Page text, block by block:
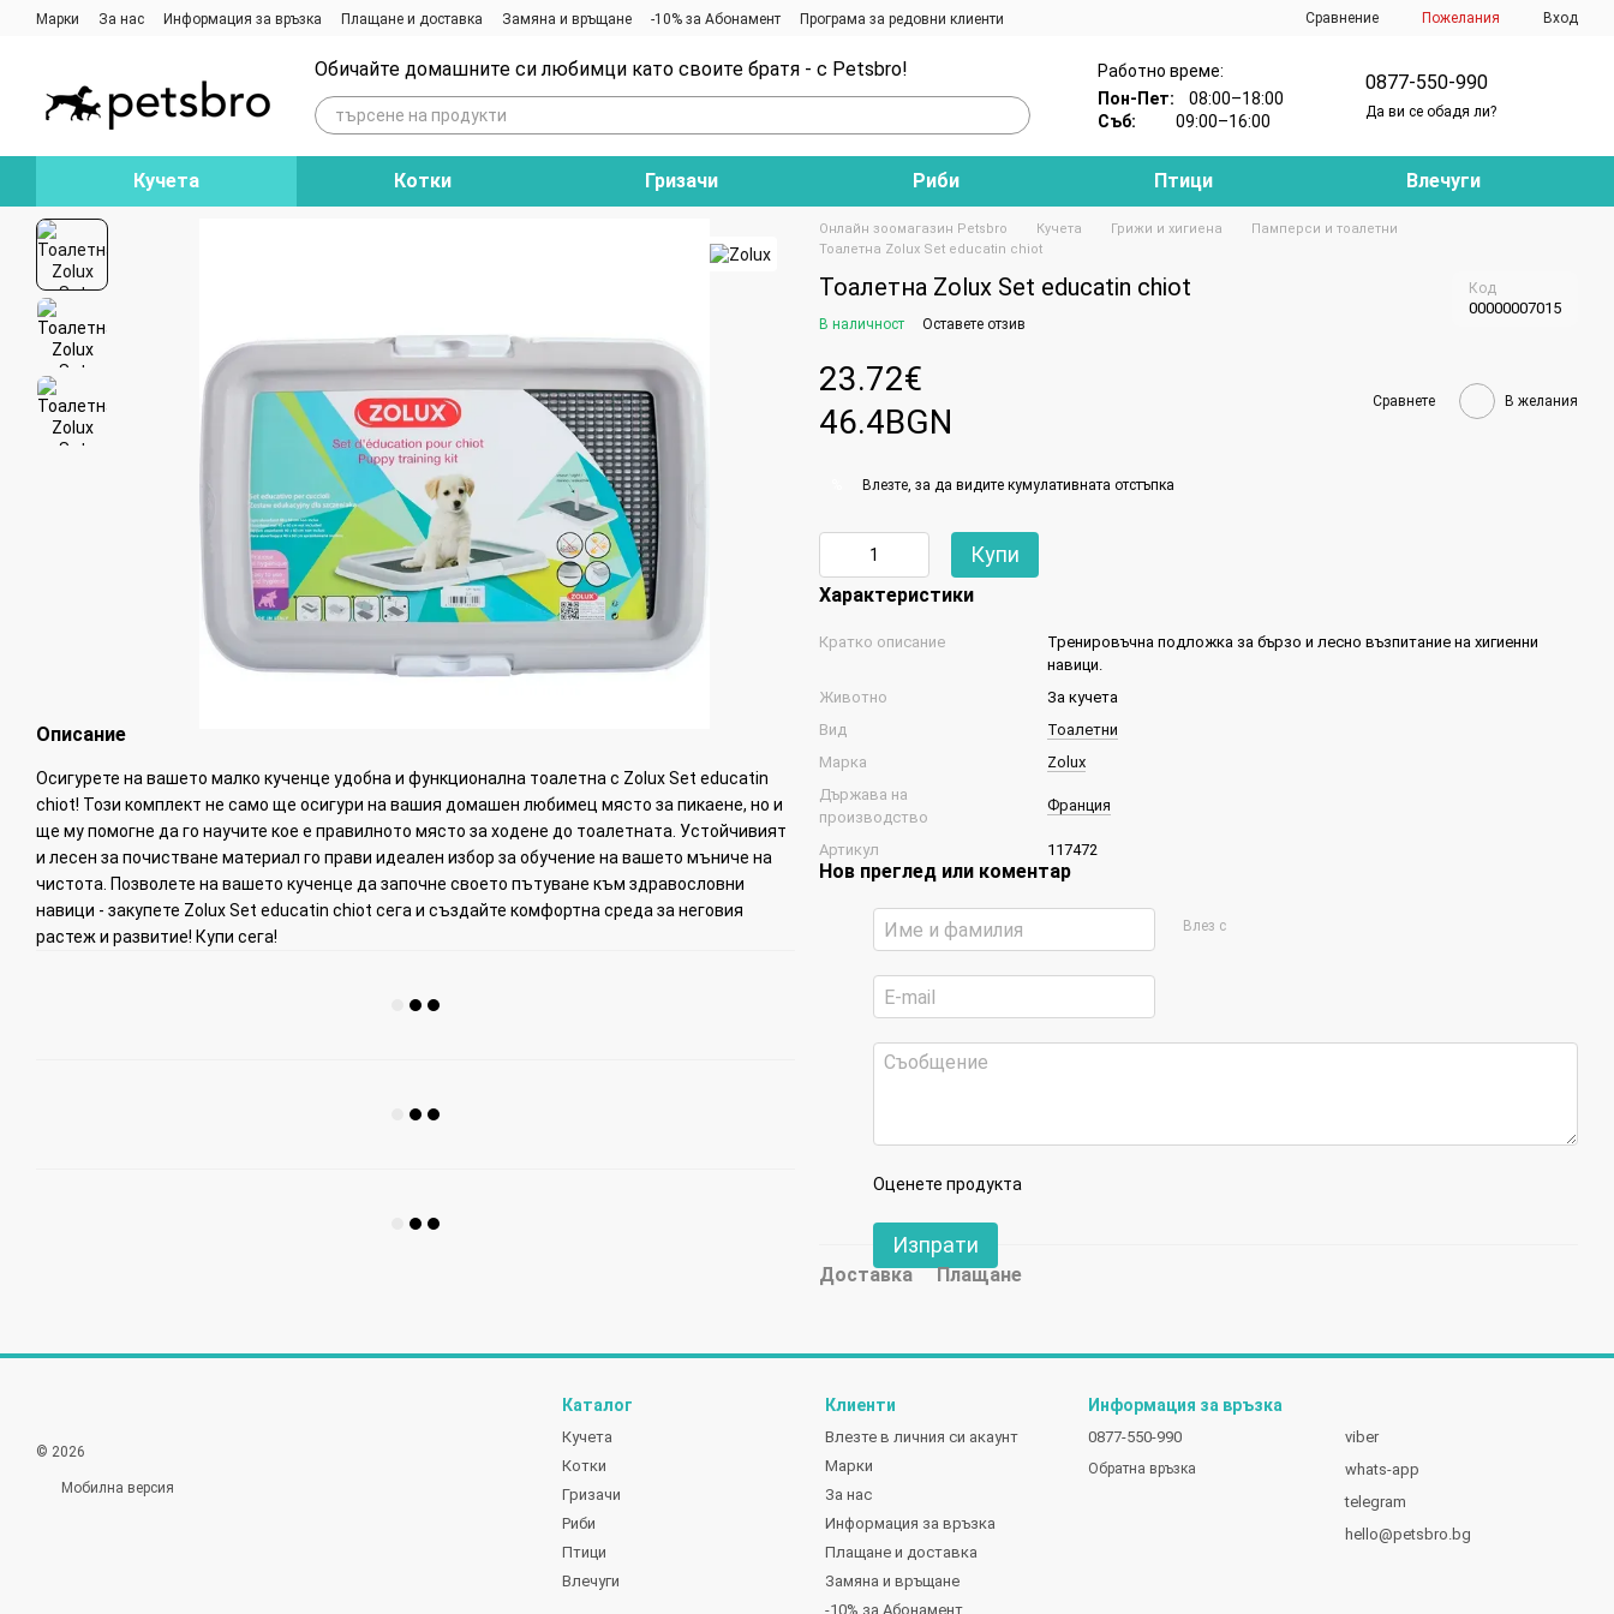
Премини към основното съдържание
Марки За нас Информация за връзка Плащане и доставка Замяна и връщане -10% за Абонамент
Програма за редовни клиенти
Сравнение Пожелания Вход
Обичайте домашните си любимци като своите братя - с Petsbro!
Работно време:
Пон-Пет:08:00–18:00
Съб:09:00–16:00
0877-550-990
Да ви се обадя ли?
Кучета Котки Гризачи Риби Птици Влечуги
Описание
Осигурете на вашето малко кученце удобна и функционална тоалетна с Zolux Set educatin
chiot! Този комплект не само ще осигури на вашия домашен любимец място за пикаене, но и
ще му помогне да го научите кое е правилното място за ходене до тоалетната. Устойчивият
и лесен за почистване материал го прави идеален избор за обучение на вашето мъниче на
чистота. Позволете на вашето кученце да започне своето пътуване към здравословни
навици - закупете Zolux Set educatin chiot сега и създайте комфортна среда за неговия
растеж и развитие! Купи сега!
Онлайн зоомагазин Petsbro Кучета Грижи и хигиена
Памперси и тоалетни
Тоалетна Zolux Set educatin chiot
Тоалетна Zolux Set educatin chiot Код
00000007015
В наличност Оставете отзив
23.72€
46.4BGN
Сравнете В желания
Влезте , за да видите кумулативната отстъпка
Купи
Характеристики
Кратко описание
Тренировъчна подложка за бързо и лесно възпитание на хигиенни
навици.
Животно
За кучета
Вид
Тоалетни
Марка
Zolux
Държава на
производство
Франция
Артикул 117472
Нов преглед или коментар
Влез с
Оценете продукта
Изпрати
Доставка Плащане
© 2026
Мобилна версия
Каталог
Кучета
Котки
Гризачи
Риби
Птици
Влечуги
Клиенти
Влезте в личния си акаунт
Марки
За нас
Информация за връзка
Плащане и доставка
Замяна и връщане
-10% за Абонамент
Информация за връзка
0877-550-990
Обратна връзка
viber
whats-app
telegram
hello@petsbro.bg